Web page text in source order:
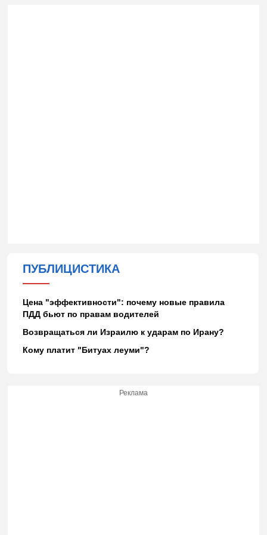
ПУБЛИЦИСТИКА
Цена "эффективности": почему новые правила
ПДД бьют по правам водителей
Возвращаться ли Израилю к ударам по Ирану?
Кому платит "Битуах леуми"?
Реклама